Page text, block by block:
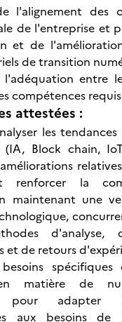
l'alignement des
de l'entreprise et
et de
de transition
l'adéquation entre
compétences
attestées :
les tendances
(IA, Block chain,
renforcer la
maintenant une
d'analyse,
et de retours
spécifiques
matière de
pour adapter
aux besoins de